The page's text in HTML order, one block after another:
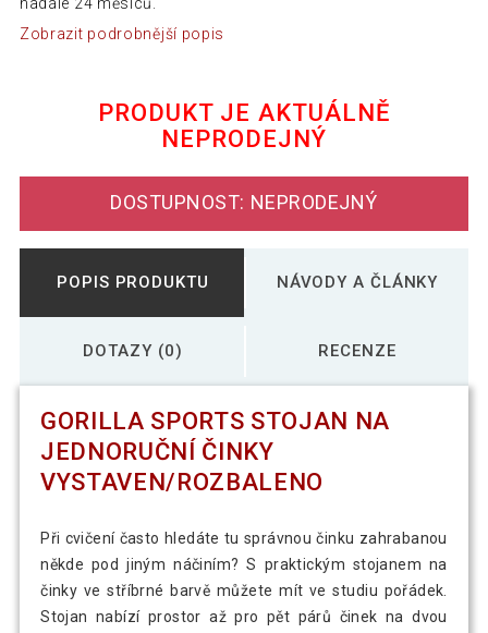
nadále 24 měsíců.
Zobrazit podrobnější popis
PRODUKT JE AKTUÁLNĚ
NEPRODEJNÝ
DOSTUPNOST: NEPRODEJNÝ
POPIS PRODUKTU NÁVODY A ČLÁNKY
DOTAZY (0) RECENZE
GORILLA SPORTS STOJAN NA
JEDNORUČNÍ ČINKY
VYSTAVEN/ROZBALENO
Při cvičení často hledáte tu správnou činku zahrabanou
někde pod jiným náčiním? S praktickým stojanem na
činky ve stříbrné barvě můžete mít ve studiu pořádek.
Stojan nabízí prostor až pro pět párů činek na dvou